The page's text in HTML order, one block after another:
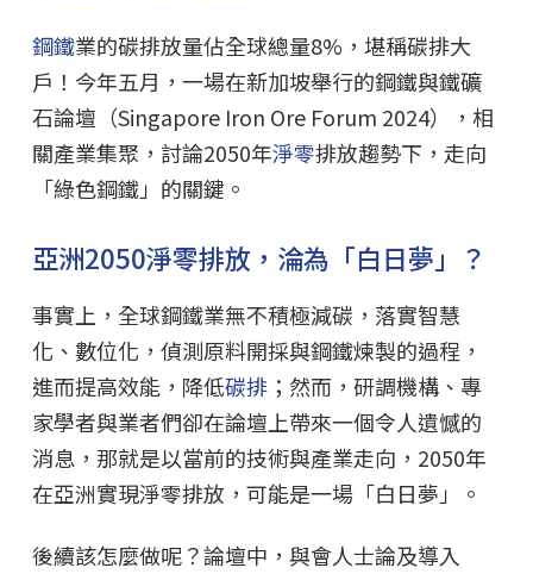
鋼鐵業的碳排放量佔全球總量8%，堪稱碳排大
戶！今年五月，一場在新加坡舉行的鋼鐵與鐵礦
石論壇（Singapore Iron Ore Forum 2024），相
關產業集聚，討論2050年淨零排放趨勢下，走向
「綠色鋼鐵」的關鍵。
亞洲2050淨零排放，淪為「白日夢」？
事實上，全球鋼鐵業無不積極減碳，落實智慧
化、數位化，偵測原料開採與鋼鐵煉製的過程，
進而提高效能，降低碳排；然而，研調機構、專
家學者與業者們卻在論壇上帶來一個令人遺憾的
消息，那就是以當前的技術與產業走向，2050年
在亞洲實現淨零排放，可能是一場「白日夢」。
後續該怎麼做呢？論壇中，與會人士論及導入